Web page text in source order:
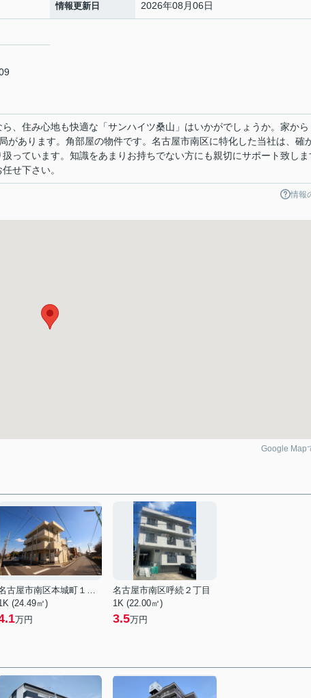
情報更新日 2026年08月06日
、住み心地も快適な「サンハイツ桑山」はいかがでしょうか。家から
があります。角部屋の物件です。名古屋市南区に特化した当社は、確
っています。知識をあまりお持ちでない方にも親切にサポート致しま
せ下さい。
情報
Google Map
名古屋市南区本城町１丁目
(24.49㎡)
万円
名古屋市南区呼続２丁目
1K (22.00㎡)
3.5万円